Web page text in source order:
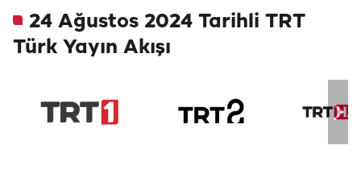
24 Ağustos 2024 Tarihli TRT
Türk Yayın Akışı